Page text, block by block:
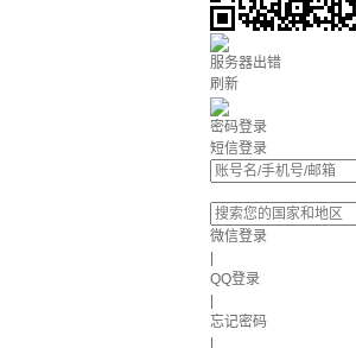
服务器出错
刷新
密码登录
短信登录
微信登录
QQ登录
忘记密码